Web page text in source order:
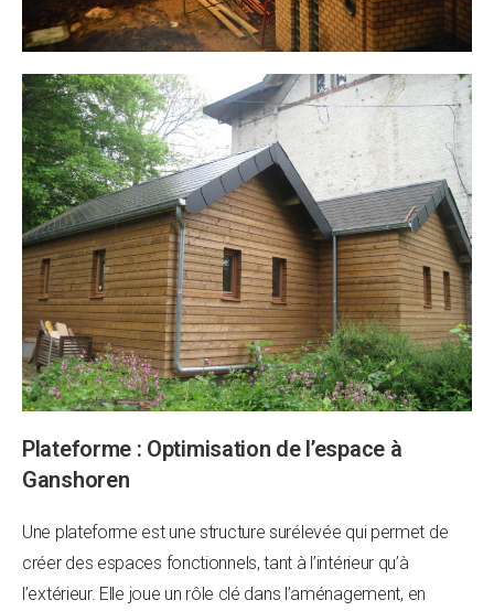
Plateforme : Optimisation de l’espace à
Ganshoren
Une plateforme est une structure surélevée qui permet de
créer des espaces fonctionnels, tant à l’intérieur qu’à
l’extérieur. Elle joue un rôle clé dans l’aménagement, en